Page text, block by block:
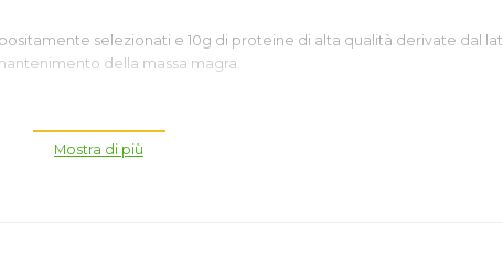
Mostra di più
selezionati e 10g di proteine di alta qualità derivate dal
della massa magra.
per il loro apporto di aminoacidi.